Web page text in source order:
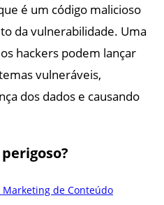
é um código malicioso
da vulnerabilidade. Uma
hackers podem lançar
vulneráveis,
dos dados e causando